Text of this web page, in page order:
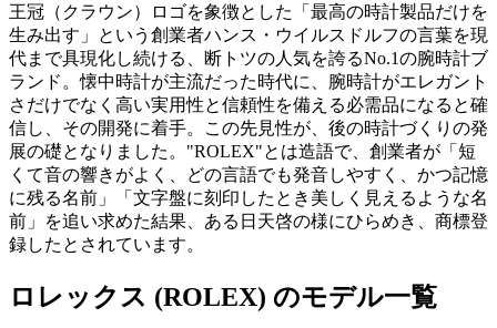
王冠（クラウン）ロゴを象徴とした「最高の時計製品だけを
生み出す」という創業者ハンス・ウイルスドルフの言葉を現
代まで具現化し続ける、断トツの人気を誇るNo.1の腕時計ブ
ランド。懐中時計が主流だった時代に、腕時計がエレガント
さだけでなく高い実用性と信頼性を備える必需品になると確
信し、その開発に着手。この先見性が、後の時計づくりの発
展の礎となりました。"ROLEX"とは造語で、創業者が「短
くて音の響きがよく、どの言語でも発音しやすく、かつ記憶
に残る名前」「文字盤に刻印したとき美しく見えるような名
前」を追い求めた結果、ある日天啓の様にひらめき、商標登
録したとされています。
ロレックス (ROLEX) のモデル一覧